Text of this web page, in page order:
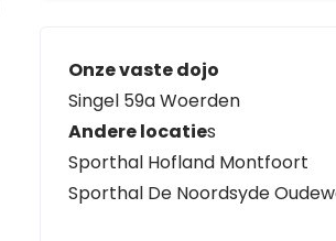
Onze vaste dojo
Singel 59a Woerden
Andere locaties
Sporthal Hofland Montfoort
Sporthal De Noordsyde